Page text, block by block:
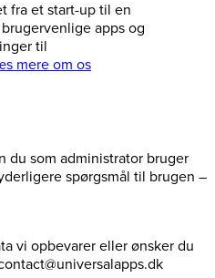
fra et start-up til en
apps og
til
mere om os
du som administrator bruger
spørgsmål til brugen –
vi opbevarer eller ønsker du